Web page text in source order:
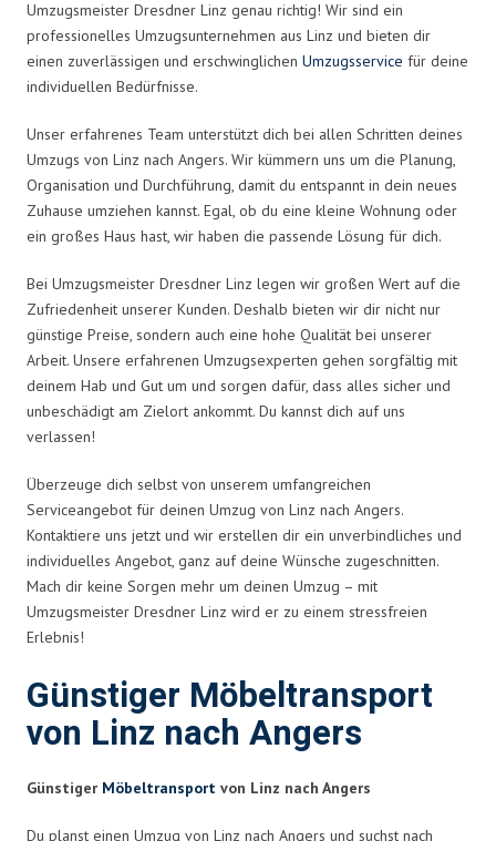
Umzugsmeister Dresdner Linz genau richtig! Wir sind ein
professionelles Umzugsunternehmen aus Linz und bieten dir
einen zuverlässigen und erschwinglichen Umzugsservice für deine
individuellen Bedürfnisse.
Unser erfahrenes Team unterstützt dich bei allen Schritten deines
Umzugs von Linz nach Angers. Wir kümmern uns um die Planung,
Organisation und Durchführung, damit du entspannt in dein neues
Zuhause umziehen kannst. Egal, ob du eine kleine Wohnung oder
ein großes Haus hast, wir haben die passende Lösung für dich.
Bei Umzugsmeister Dresdner Linz legen wir großen Wert auf die
Zufriedenheit unserer Kunden. Deshalb bieten wir dir nicht nur
günstige Preise, sondern auch eine hohe Qualität bei unserer
Arbeit. Unsere erfahrenen Umzugsexperten gehen sorgfältig mit
deinem Hab und Gut um und sorgen dafür, dass alles sicher und
unbeschädigt am Zielort ankommt. Du kannst dich auf uns
verlassen!
Überzeuge dich selbst von unserem umfangreichen
Serviceangebot für deinen Umzug von Linz nach Angers.
Kontaktiere uns jetzt und wir erstellen dir ein unverbindliches und
individuelles Angebot, ganz auf deine Wünsche zugeschnitten.
Mach dir keine Sorgen mehr um deinen Umzug – mit
Umzugsmeister Dresdner Linz wird er zu einem stressfreien
Erlebnis!
Günstiger Möbeltransport
von Linz nach Angers
Günstiger Möbeltransport von Linz nach Angers
Du planst einen Umzug von Linz nach Angers und suchst nach